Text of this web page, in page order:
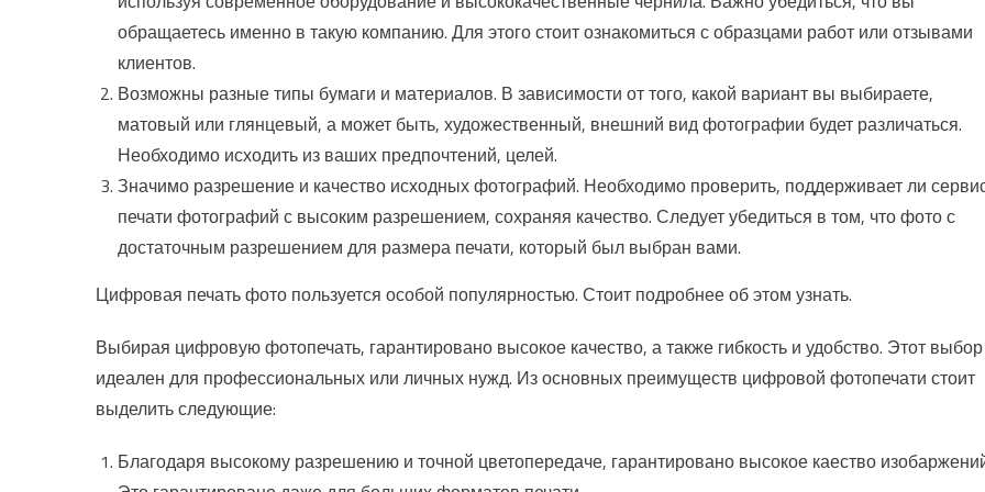
обращаетесь именно в такую компанию. Для этого стоит ознакомиться с образцами работ или отзывами
клиентов.
Возможны разные типы бумаги и материалов. В зависимости от того, какой вариант вы выбираете,
матовый или глянцевый, а может быть, художественный, внешний вид фотографии будет различаться.
Необходимо исходить из ваших предпочтений, целей.
Значимо разрешение и качество исходных фотографий. Необходимо проверить, поддерживает ли
печати фотографий с высоким разрешением, сохраняя качество. Следует убедиться в том, что фото с
достаточным разрешением для размера печати, который был выбран вами.
Цифровая печать фото пользуется особой популярностью. Стоит подробнее об этом узнать.
Выбирая цифровую фотопечать, гарантировано высокое качество, а также гибкость и удобство. Этот выбор
идеален для профессиональных или личных нужд. Из основных преимуществ цифровой фотопечати стоит
выделить следующие:
Благодаря высокому разрешению и точной цветопередаче, гарантировано высокое каество